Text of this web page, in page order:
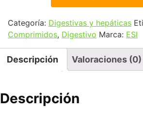
Categoría: Digestivas y hepáticas
Comprimidos, Digestivo Marca: ESI
Descripción Valoraciones (0)
Descripción